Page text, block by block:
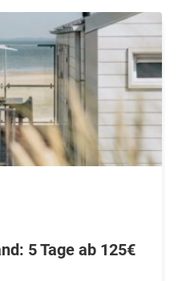
5 Tage ab 125€